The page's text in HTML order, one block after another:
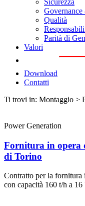
Sicurezza
Governance
Qualità
Parità di
Valori
Download
Contatti
Ti trovi in: Montaggio >
Power Generation
Fornitura in opera
di Torino
Contratto per la fornitura
con capacità 160 t/h a